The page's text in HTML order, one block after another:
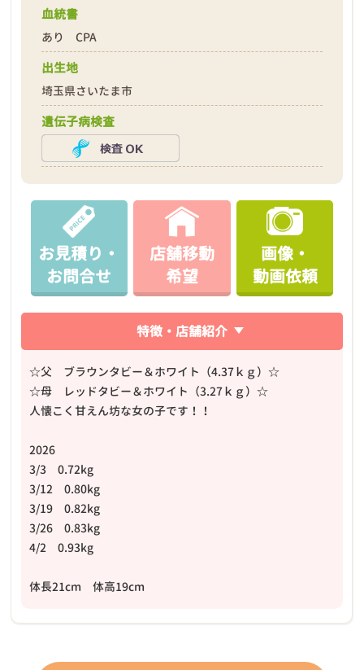
血統書
あり CPA
出生地
埼玉県さいたま市
遺伝子病検査
お見積り・
お問合せ
店舗移動
希望
画像・
動画依頼
特徴・店舗紹介
☆父 ブラウンタビー＆ホワイト（4.37ｋｇ）☆
☆母 レッドタビー＆ホワイト（3.27ｋｇ）☆
人懐こく甘えん坊な女の子です！！
2026
3/3 0.72kg
3/12 0.80kg
3/19 0.82kg
3/26 0.83kg
4/2 0.93kg
体長21cm 体高19cm